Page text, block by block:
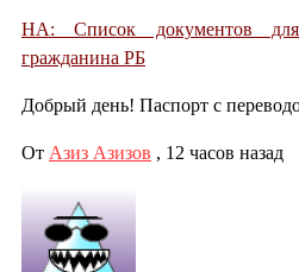
НА: Список документов
гражданина РБ
Добрый день! Паспорт с
От Азиз Азизов , 12 часов назад